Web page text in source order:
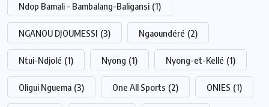
Ndop Bamali - Bambalang-Baligansi (1)
NGANOU DJOUMESSI (3) Ngaoundéré (2)
Ntui-Ndjolé (1) Nyong (1) Nyong-et-Kellé (1)
Oligui Nguema (3) One All Sports (2) ONIES (1)